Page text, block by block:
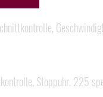
Stoppuhr. 225